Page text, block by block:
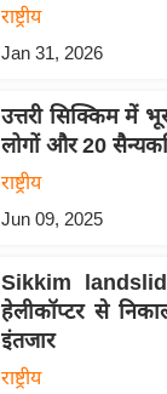
राष्ट्रीय
Jan 31, 2026
उत्तरी सिक्किम में
लोगों और 20
राष्ट्रीय
Jun 09, 2025
Sikkim
हेलीकॉप्टर से
इंतजार
राष्ट्रीय